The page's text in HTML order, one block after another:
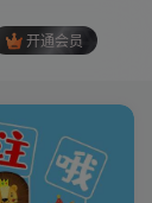
开通会员